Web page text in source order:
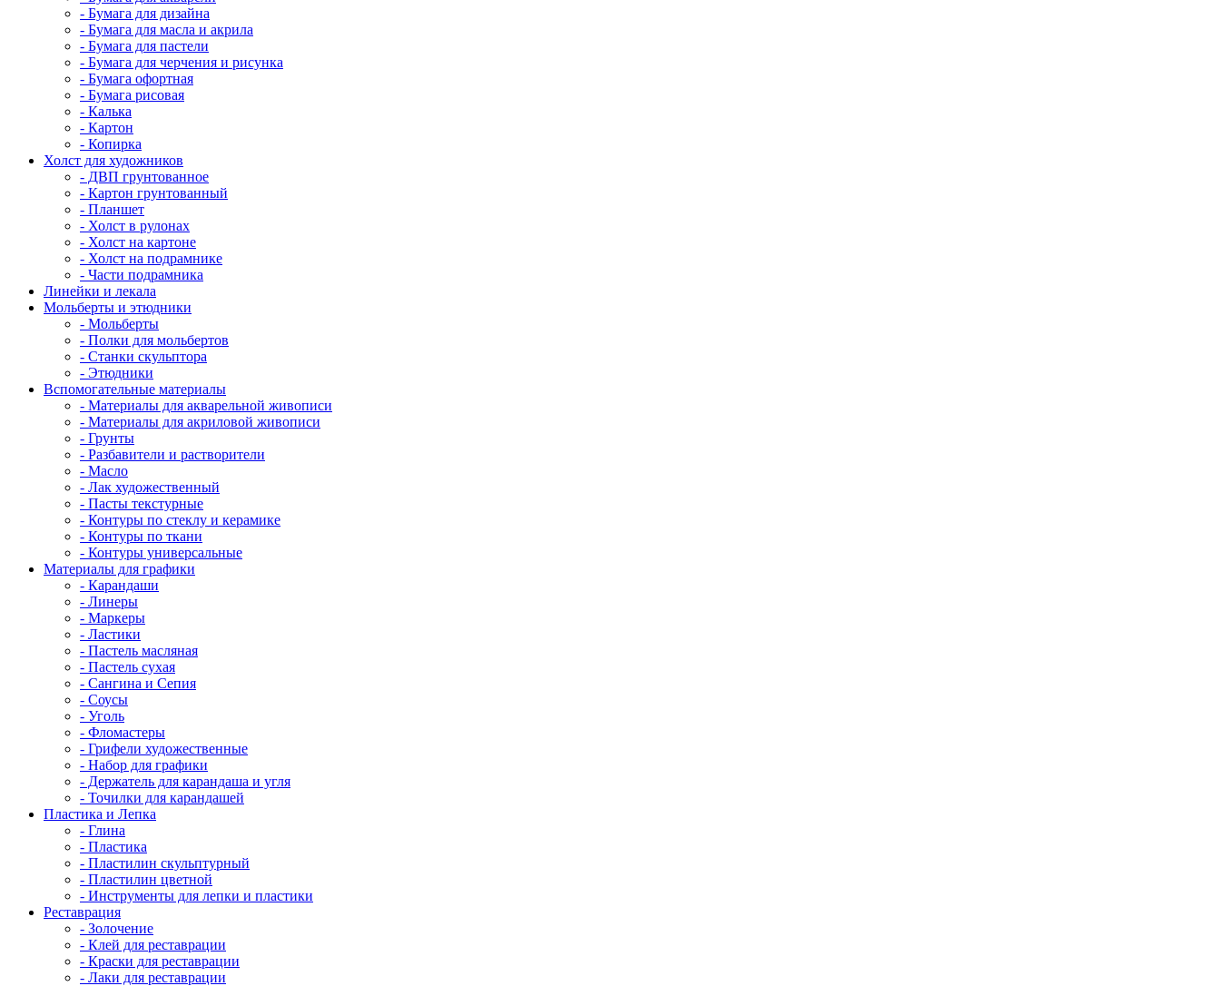
- Бумага для дизайна
- Бумага для масла и акрила
- Бумага для пастели
- Бумага для черчения и рисунка
- Бумага офортная
- Бумага рисовая
- Калька
- Картон
- Копирка
Холст для художников
- ДВП грунтованное
- Картон грунтованный
- Планшет
- Холст в рулонах
- Холст на картоне
- Холст на подрамнике
- Части подрамника
Линейки и лекала
Мольберты и этюдники
- Мольберты
- Полки для мольбертов
- Станки скульптора
- Этюдники
Вспомогательные материалы
- Материалы для акварельной живописи
- Материалы для акриловой живописи
- Грунты
- Разбавители и растворители
- Масло
- Лак художественный
- Пасты текстурные
- Контуры по стеклу и керамике
- Контуры по ткани
- Контуры универсальные
Материалы для графики
- Карандаши
- Линеры
- Маркеры
- Ластики
- Пастель масляная
- Пастель сухая
- Сангина и Сепия
- Соусы
- Уголь
- Фломастеры
- Грифели художественные
- Набор для графики
- Держатель для карандаша и угля
- Точилки для карандашей
Пластика и Лепка
- Глина
- Пластика
- Пластилин скульптурный
- Пластилин цветной
- Инструменты для лепки и пластики
Реставрация
- Золочение
- Клей для реставрации
- Краски для реставрации
- Лаки для реставрации